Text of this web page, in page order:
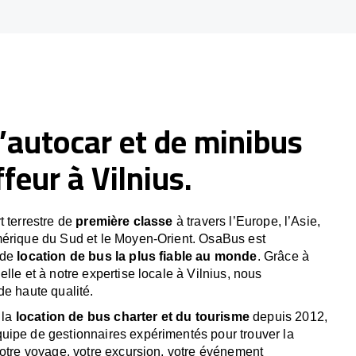
et de minibus
à Vilnius.
terrestre de première classe à travers l’Europe, l’Asie,
du Sud et le Moyen-Orient. OsaBus est
location de bus la plus fiable au monde. Grâce à
et à notre expertise locale à Vilnius, nous
haute qualité.
location de bus charter et du tourismedepuis 2012,
de gestionnaires expérimentés pour trouver la
voyage, votre excursion, votre événement